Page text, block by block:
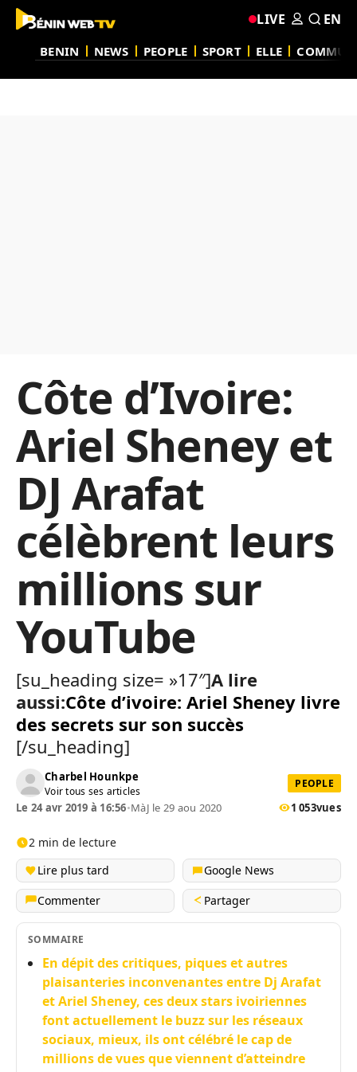
BENIN NEWS PEOPLE SPORT ELLE
LIVE EN
Côte d’Ivoire:
Ariel Sheney et
DJ Arafat
célèbrent leurs
millions sur
YouTube
[su_heading size= »17″]A lire
aussi:Côte d’ivoire: Ariel Sheney livre
des secrets sur son succès
[/su_heading]
Charbel Hounkpe
Voir tous ses articles
PEOPLE
Le 24 avr 2019 à 16:56•MàJ le 29 aou 2020 1 053vues
2 min de lecture
Lire plus tard
Google News
Commenter
Partager
SOMMAIRE
En dépit des critiques, piques et autres
plaisanteries inconvenantes entre Dj Arafat
et Ariel Sheney, ces deux stars ivoiriennes
font actuellement le buzz sur les réseaux
sociaux, mieux, ils ont célébré le cap de
millions de vues que viennent d’atteindre